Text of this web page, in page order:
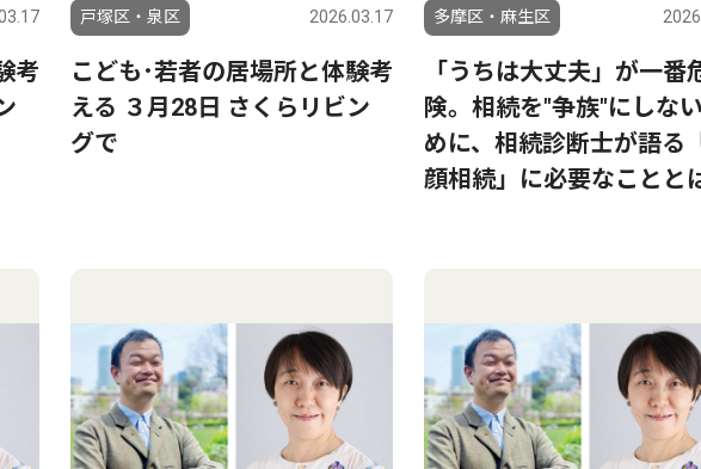
考
戸塚区・泉区 2026.03.17
こども･若者の居場所と体験考
える ３月28日 さくらリビン
グで
多摩区・麻生区
「うちは大丈夫」が一番
険。相続を"争族"にしな
めに、相続診断士が語る
顔相続」に必要なことと